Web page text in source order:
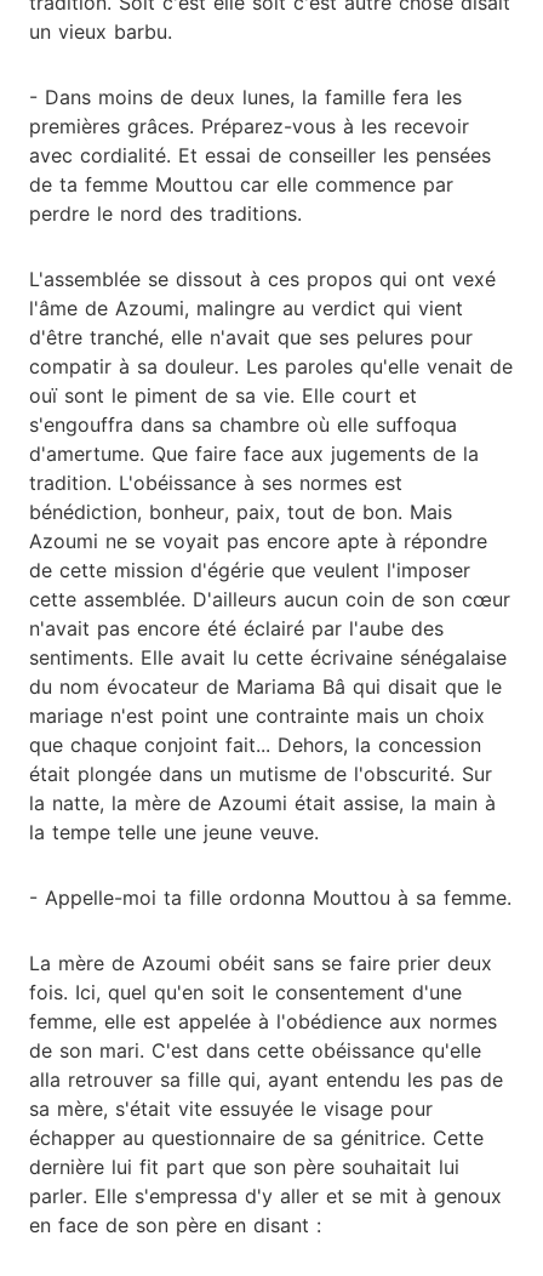
un vieux barbu.
- Dans moins de deux lunes, la famille fera les
premières grâces. Préparez-vous à les recevoir
avec cordialité. Et essai de conseiller les pensées
de ta femme Mouttou car elle commence par
perdre le nord des traditions.
L'assemblée se dissout à ces propos qui ont vexé
l'âme de Azoumi, malingre au verdict qui vient
d'être tranché, elle n'avait que ses pelures pour
compatir à sa douleur. Les paroles qu'elle venait de
ouï sont le piment de sa vie. Elle court et
s'engouffra dans sa chambre où elle suffoqua
d'amertume. Que faire face aux jugements de la
tradition. L'obéissance à ses normes est
bénédiction, bonheur, paix, tout de bon. Mais
Azoumi ne se voyait pas encore apte à répondre
de cette mission d'égérie que veulent l'imposer
cette assemblée. D'ailleurs aucun coin de son cœur
n'avait pas encore été éclairé par l'aube des
sentiments. Elle avait lu cette écrivaine sénégalaise
du nom évocateur de Mariama Bâ qui disait que le
mariage n'est point une contrainte mais un choix
que chaque conjoint fait... Dehors, la concession
était plongée dans un mutisme de l'obscurité. Sur
la natte, la mère de Azoumi était assise, la main à
la tempe telle une jeune veuve.
- Appelle-moi ta fille ordonna Mouttou à sa femme.
La mère de Azoumi obéit sans se faire prier deux
fois. Ici, quel qu'en soit le consentement d'une
femme, elle est appelée à l'obédience aux normes
de son mari. C'est dans cette obéissance qu'elle
alla retrouver sa fille qui, ayant entendu les pas de
sa mère, s'était vite essuyée le visage pour
échapper au questionnaire de sa génitrice. Cette
dernière lui fit part que son père souhaitait lui
parler. Elle s'empressa d'y aller et se mit à genoux
en face de son père en disant :